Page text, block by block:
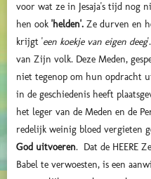
voor wat ze in Jesaja's tijd nog
hen ook 'helden'. Ze durven en
krijgt 'een koekje van eigen deeg
van Zijn volk. Deze Meden,
niet tegenop om hun opdracht
in de geschiedenis heeft
het leger van de Meden en de
redelijk weinig bloed vergieten
God uitvoeren. Dat de HEERE
Babel te verwoesten, is een